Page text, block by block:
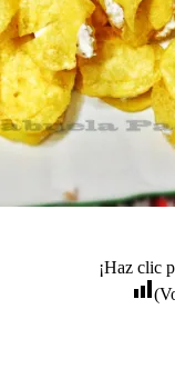
¡Haz clic